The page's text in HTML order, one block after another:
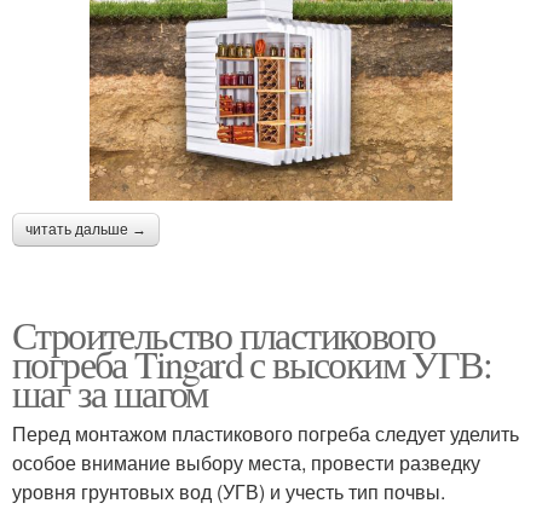
читать дальше →
Строительство пластикового
погреба Tingard с высоким УГВ:
шаг за шагом
Перед монтажом пластикового погреба следует уделить
особое внимание выбору места, провести разведку
уровня грунтовых вод (УГВ) и учесть тип почвы.